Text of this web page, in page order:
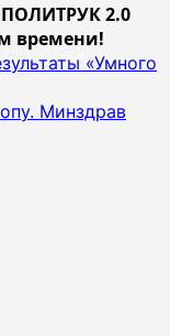
2.0
времени!
«Умного
Минздрав